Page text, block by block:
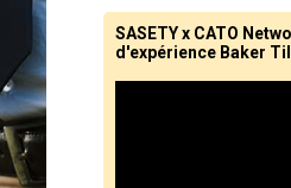
SASETY x CATO
d'expérience Baker